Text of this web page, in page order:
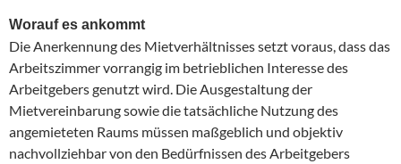
Worauf es ankommt
Die Anerkennung des Mietverhältnisses setzt voraus, dass das
Arbeitszimmer vorrangig im betrieblichen Interesse des
Arbeitgebers genutzt wird. Die Ausgestaltung der
Mietvereinbarung sowie die tatsächliche Nutzung des
angemieteten Raums müssen maßgeblich und objektiv
nachvollziehbar von den Bedürfnissen des Arbeitgebers